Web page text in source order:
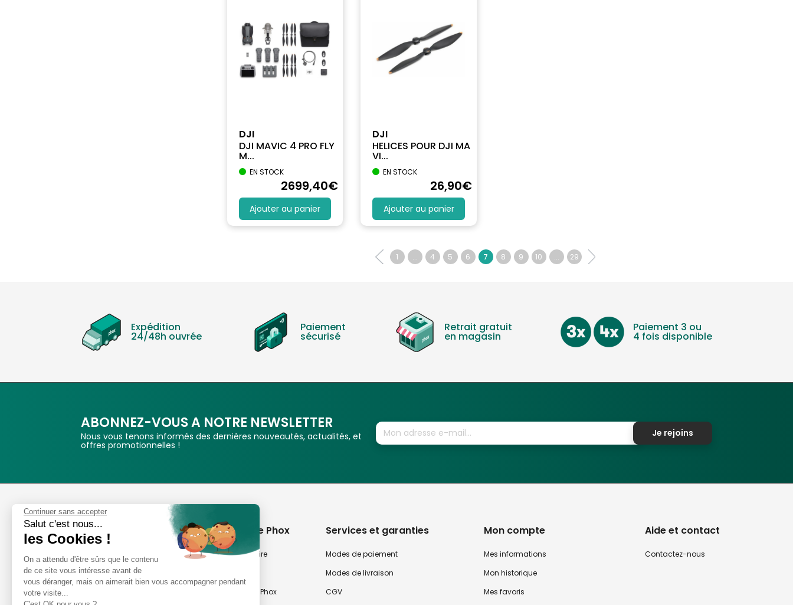
DJI
DJI MAVIC 4 PRO FLY
M...
EN STOCK
2699,40€
Ajouter au panier
DJI
HELICES POUR DJI MA
VI...
EN STOCK
26,90€
Ajouter au panier
1 ... 4 5 6 7 8 9 10 ... 29
Expédition
24/48h ouvrée
Paiement
sécurisé
Retrait gratuit
en magasin
Paiement 3 ou
4 fois disponible
ABONNEZ-VOUS A NOTRE NEWSLETTER
Nous vous tenons informés des dernières nouveautés, actualités, et
offres promotionnelles !
Je rejoins
Phox
Spécialiste de l'image
Suivez-nous
Avis clients
A propos de Phox
Notre savoir-faire
Nos magasins Phox
Services et garanties
Modes de paiement
Modes de livraison
CGV
Mon compte
Mes informations
Mon historique
Mes favoris
Aide et contact
Contactez-nous
Continuer sans accepter
Salut c'est nous...
les Cookies !
On a attendu d'être sûrs que le contenu
de ce site vous intéresse avant de
vous déranger, mais on aimerait bien vous accompagner pendant
votre visite...